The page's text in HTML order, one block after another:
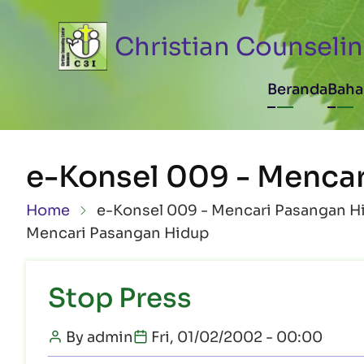
Skip to main content
Christian
Main
Beranda
e-Konsel 009 -
Breadcrumb
Home
e-Konsel 009 - Mencari Pasangan
Mencari Pasangan Hidup
Stop Press
Byadmin Fri, 01/02/2002 - 00:00